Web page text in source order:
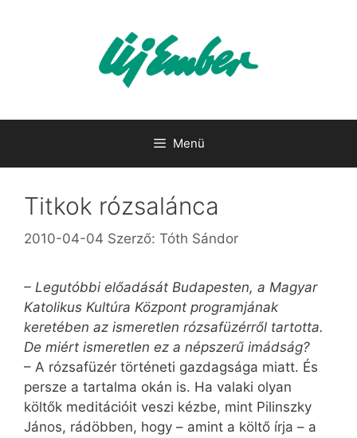
Menü
Titkok rózsalánca
2010-04-04 Szerző: Tóth Sándor
– Legutóbbi előadását Budapesten, a Magyar
Katolikus Kultúra Központ programjának
keretében az ismeretlen rózsafüzérről tartotta.
De miért ismeretlen ez a népszerű imádság?
– A rózsafüzér történeti gazdagsága miatt. És
persze a tartalma okán is. Ha valaki olyan
költők meditációit veszi kézbe, mint Pilinszky
János, rádöbben, hogy – amint a költő írja – a